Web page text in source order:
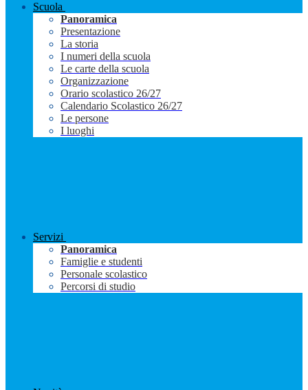
Scuola
Panoramica
Presentazione
La storia
I numeri della scuola
Le carte della scuola
Organizzazione
Orario scolastico 26/27
Calendario Scolastico 26/27
Le persone
I luoghi
Servizi
Panoramica
Famiglie e studenti
Personale scolastico
Percorsi di studio